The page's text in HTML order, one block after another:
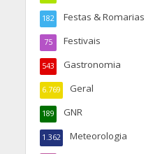
Festas & Romarias
182
Festivais
75
Gastronomia
543
Geral
6.769
GNR
189
Meteorologia
1.362